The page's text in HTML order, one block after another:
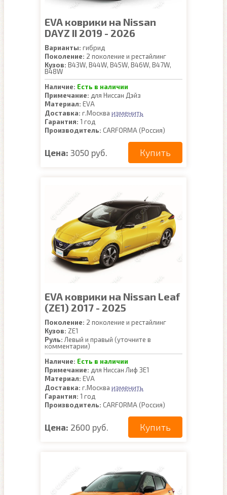
EVA коврики на Nissan
DAYZ II 2019 - 2026
Варианты: гибрид
Поколение: 2 поколение и рестайлинг
Кузов: B43W, B44W, B45W, B46W, B47W,
B48W
Наличие: Есть в наличии
Примечание: для Ниссан Дэйз
Материал: EVA
Доставка: г.Москва изменить
Гарантия: 1 год
Производитель: CARFORMA (Россия)
Цена: 3050 руб. Купить
EVA коврики на Nissan Leaf
(ZE1) 2017 - 2025
Поколение: 2 поколение и рестайлинг
Кузов: ZE1
Руль: Левый и правый (уточните в
комментарии)
Наличие: Есть в наличии
Примечание: для Ниссан Лиф ЗЕ1
Материал: EVA
Доставка: г.Москва изменить
Гарантия: 1 год
Производитель: CARFORMA (Россия)
Цена: 2600 руб. Купить